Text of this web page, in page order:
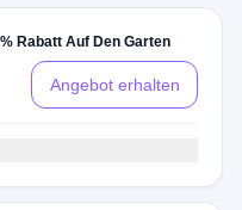
Rabatt Auf Den Garten
Angebot erhalten